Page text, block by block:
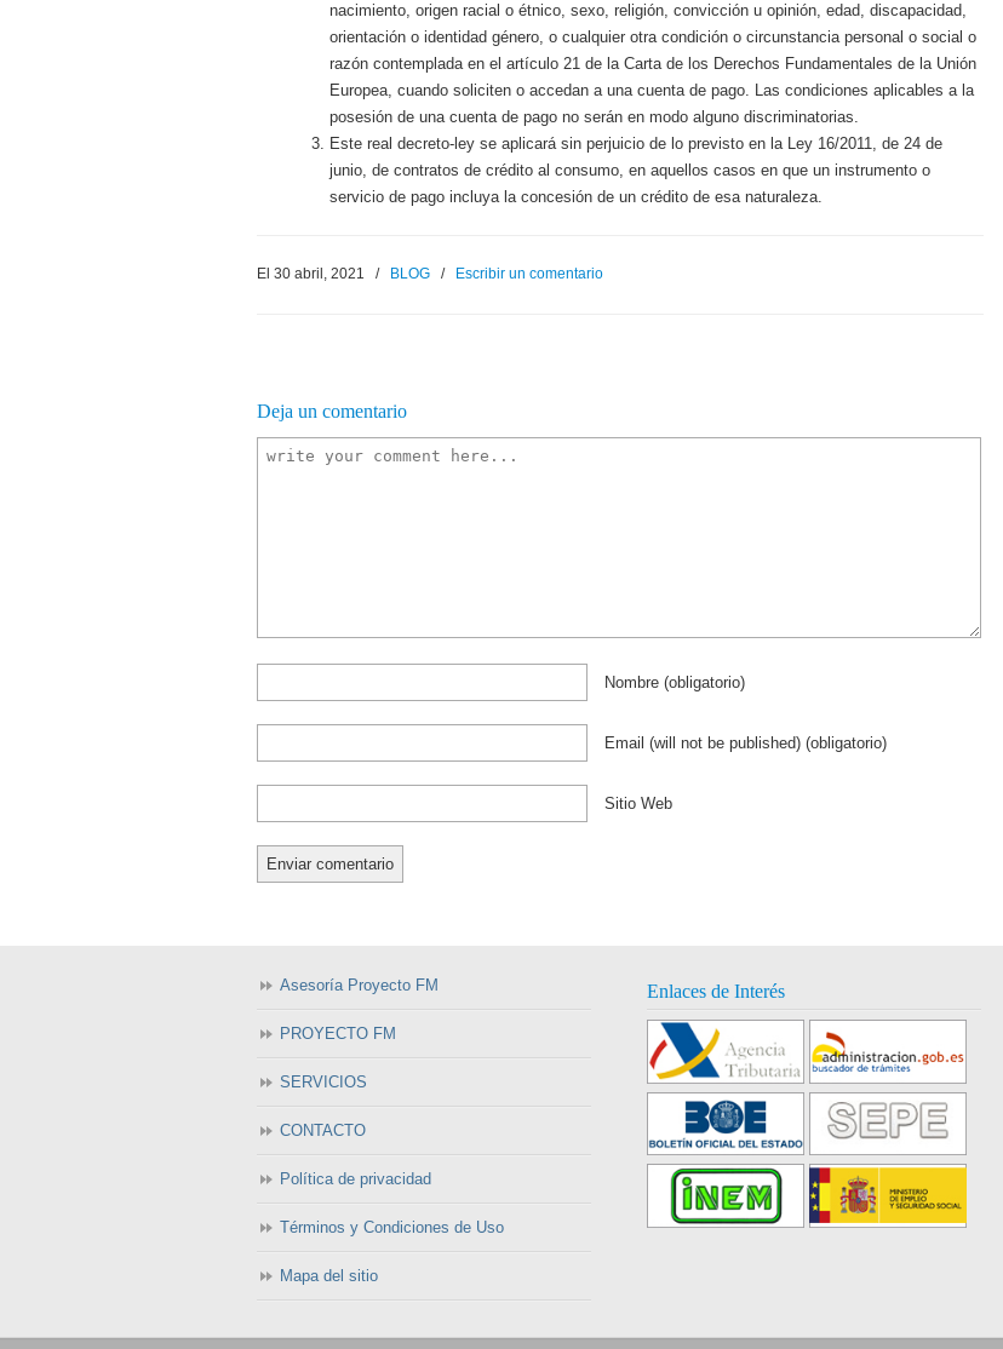
nacimiento, origen racial o étnico, sexo, religión, convicción u opinión, edad, discapacidad,
orientación o identidad género, o cualquier otra condición o circunstancia personal o social o
razón contemplada en el artículo 21 de la Carta de los Derechos Fundamentales de la Unión
Europea, cuando soliciten o accedan a una cuenta de pago. Las condiciones aplicables a la
posesión de una cuenta de pago no serán en modo alguno discriminatorias.
Este real decreto-ley se aplicará sin perjuicio de lo previsto en la Ley 16/2011, de 24 de
junio, de contratos de crédito al consumo, en aquellos casos en que un instrumento o
servicio de pago incluya la concesión de un crédito de esa naturaleza.
El 30 abril, 2021 / BLOG / Escribir un comentario
Deja un comentario
Nombre (obligatorio)
Email (will not be published) (obligatorio)
Sitio Web
Asesoría Proyecto FM
PROYECTO FM
SERVICIOS
CONTACTO
Política de privacidad
Términos y Condiciones de Uso
Mapa del sitio
Enlaces de Interés